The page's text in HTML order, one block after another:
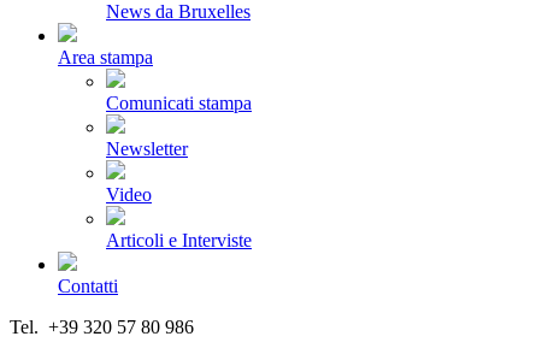
News da Bruxelles
Area stampa
Comunicati stampa
Newsletter
Video
Articoli e Interviste
Contatti
Tel. +39 320 57 80 986